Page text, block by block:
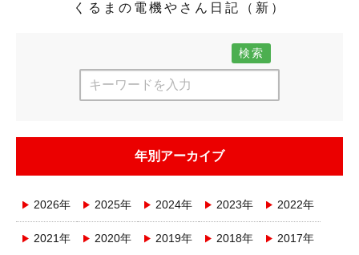
くるまの電機やさん日記（新）
検索
年別アーカイブ
2026年 2025年 2024年 2023年 2022年
2021年 2020年 2019年 2018年 2017年